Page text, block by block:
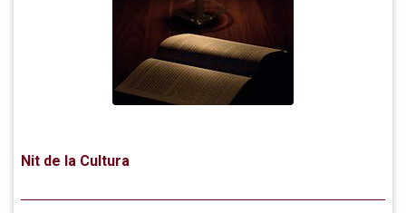
Nit de la Cultura